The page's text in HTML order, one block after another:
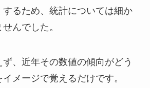
るため、統計については細か
んでした。
ず、 近年その数値の傾向がどう
イメージで覚えるだけです。